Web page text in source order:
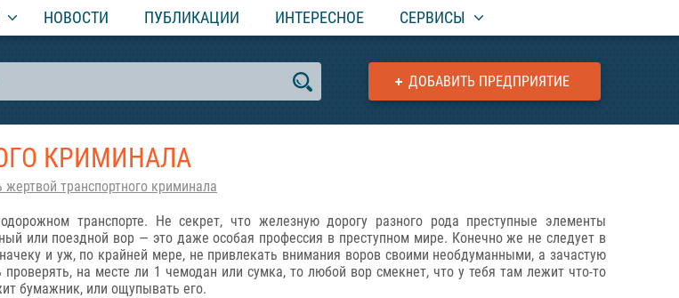
НОВОСТИ ПУБЛИКАЦИИ ИНТЕРЕСНОЕ СЕРВИСЫ
ДОБАВИТЬ ПРЕДПРИЯТИЕ
КРИМИНАЛА
жертвой транспортного криминала
транспорте. Не секрет, что железную дорогу разного рода преступные элементы
или поездной вор — это даже особая профессия в преступном мире. Конечно же не следует в
и уж, по крайней мере, не привлекать внимания воров своими необдуманными, а зачастую
на месте ли 1 чемодан или сумка, то любой вор смекнет, что у тебя там лежит что-то
бумажник, или ощупывать его.